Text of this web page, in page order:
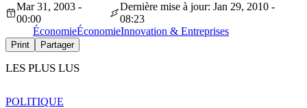
Mar 31, 2003 -
00:00
Dernière mise à jour: Jan 29, 2010 -
08:23
ÉconomieÉconomieInnovation & Entreprises
Print Partager
LES PLUS LUS
POLITIQUE